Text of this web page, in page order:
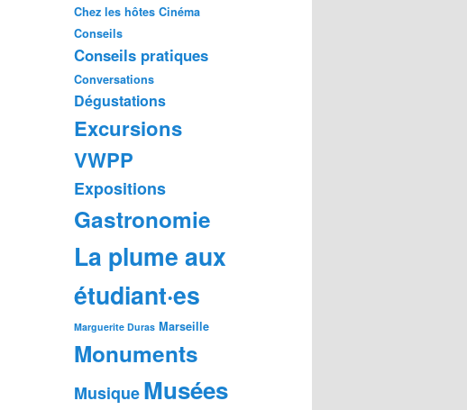
Chez les hôtes Cinéma
Conseils
Conseils pratiques
Conversations
Dégustations
Excursions
VWPP
Expositions
Gastronomie
La plume aux
étudiant·es
Marguerite Duras Marseille
Monuments
MusiqueMusées